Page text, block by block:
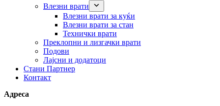
Влезни врати
Влезни врати за куќи
Влезни врати за стан
Технички врати
Преклопни и лизгачки врати
Подови
Лајсни и додатоци
Стани Партнер
Контакт
Адреса